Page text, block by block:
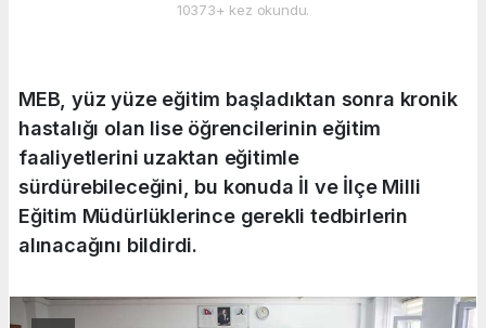
10373+ kez okundu.
MEB, yüz yüze eğitim başladıktan sonra kronik
hastalığı olan lise öğrencilerinin eğitim
faaliyetlerini uzaktan eğitimle
sürdürebileceğini, bu konuda İl ve İlçe Milli
Eğitim Müdürlüklerince gerekli tedbirlerin
alınacağını bildirdi.